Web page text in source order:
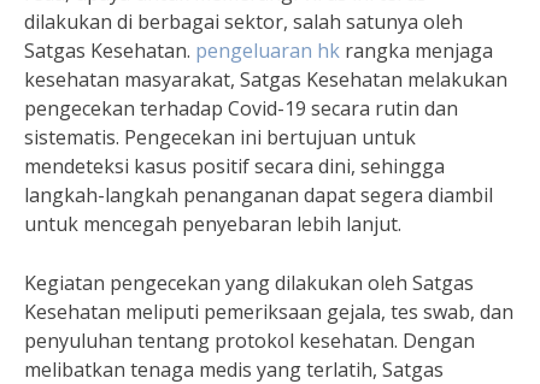
dilakukan di berbagai sektor, salah satunya oleh
Satgas Kesehatan. pengeluaran hk rangka menjaga
kesehatan masyarakat, Satgas Kesehatan melakukan
pengecekan terhadap Covid-19 secara rutin dan
sistematis. Pengecekan ini bertujuan untuk
mendeteksi kasus positif secara dini, sehingga
langkah-langkah penanganan dapat segera diambil
untuk mencegah penyebaran lebih lanjut.
Kegiatan pengecekan yang dilakukan oleh Satgas
Kesehatan meliputi pemeriksaan gejala, tes swab, dan
penyuluhan tentang protokol kesehatan. Dengan
melibatkan tenaga medis yang terlatih, Satgas